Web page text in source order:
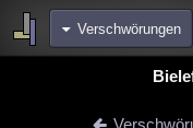
Verschwörungen